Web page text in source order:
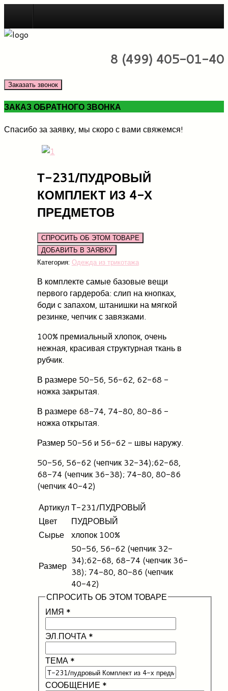
Новинки
8 (499) 405-01-40
Заказать звонок
ЗАКАЗ ОБРАТНОГО ЗВОНКА
Спасибо за заявку, мы скоро с вами свяжемся!
Т-231/ПУДРОВЫЙ
КОМПЛЕКТ ИЗ 4-Х
ПРЕДМЕТОВ
СПРОСИТЬ ОБ ЭТОМ ТОВАРЕ
Категория: Одежда из трикотажа
В комплекте самые базовые вещи
первого гардероба: слип на кнопках,
боди с запахом, штанишки на мягкой
резинке, чепчик с завязками.
100% премиальный хлопок, очень
нежная, красивая структурная ткань в
рубчик.
В размере 50-56, 56-62, 62-68 -
ножка закрытая.
В размере 68-74, 74-80, 80-86 -
ножка открытая.
Размер 50-56 и 56-62 - швы наружу.
50-56, 56-62 (чепчик 32-34);62-68,
68-74 (чепчик 36-38); 74-80, 80-86
(чепчик 40-42)
АртикулТ-231/ПУДРОВЫЙ
Цвет
ПУДРОВЫЙ
Сырье
хлопок 100%
Размер
50-56, 56-62 (чепчик 32-
34);62-68, 68-74 (чепчик 36-
38); 74-80, 80-86 (чепчик
40-42)
СПРОСИТЬ ОБ ЭТОМ ТОВАРЕ
ИМЯ *
ЭЛ.ПОЧТА*
ТЕМА*
СООБЩЕНИЕ *